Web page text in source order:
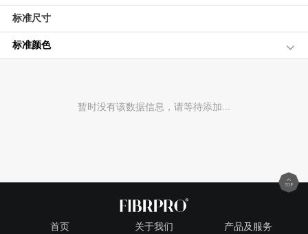
标准尺寸
标准颜色
暂时没有该数据信息，请等待添加...
首页 关于我们
产品及服务